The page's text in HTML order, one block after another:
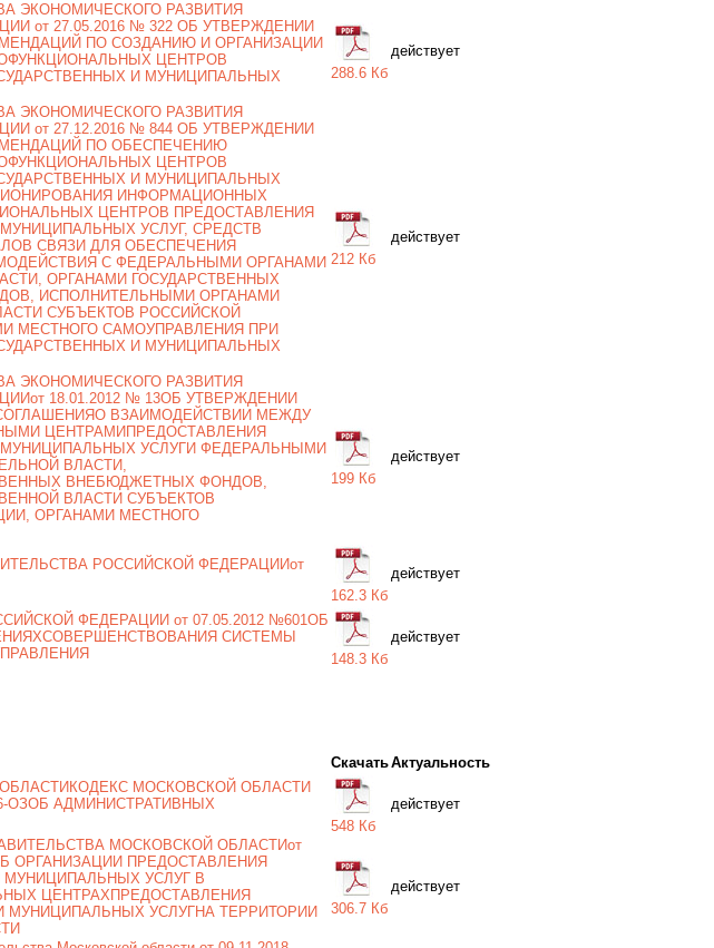
ЭКОНОМИЧЕСКОГО РАЗВИТИЯ
от 27.05.2016 № 322 ОБ УТВЕРЖДЕНИИ
ПО СОЗДАНИЮ И ОРГАНИЗАЦИИ
ЦЕНТРОВ
И МУНИЦИПАЛЬНЫХ
288.6 Кб
действует
ЭКОНОМИЧЕСКОГО РАЗВИТИЯ
от 27.12.2016 № 844 ОБ УТВЕРЖДЕНИИ
ПО ОБЕСПЕЧЕНИЮ
ЦЕНТРОВ
И МУНИЦИПАЛЬНЫХ
ИНФОРМАЦИОННЫХ
ЦЕНТРОВ ПРЕДОСТАВЛЕНИЯ
УСЛУГ, СРЕДСТВ
СВЯЗИ ДЛЯ ОБЕСПЕЧЕНИЯ
С ФЕДЕРАЛЬНЫМИ ОРГАНАМИ
ОРГАНАМИ ГОСУДАРСТВЕННЫХ
ИСПОЛНИТЕЛЬНЫМИ ОРГАНАМИ
СУБЪЕКТОВ РОССИЙСКОЙ
МЕСТНОГО САМОУПРАВЛЕНИЯ ПРИ
И МУНИЦИПАЛЬНЫХ
212 Кб
действует
ЭКОНОМИЧЕСКОГО РАЗВИТИЯ
18.01.2012 № 13ОБ УТВЕРЖДЕНИИ
ВЗАИМОДЕЙСТВИИ МЕЖДУ
ЦЕНТРАМИПРЕДОСТАВЛЕНИЯ
УСЛУГИ ФЕДЕРАЛЬНЫМИ
ВЛАСТИ,
ВНЕБЮДЖЕТНЫХ ФОНДОВ,
ВЛАСТИ СУБЪЕКТОВ
ОРГАНАМИ МЕСТНОГО
199 Кб
действует
РОССИЙСКОЙ ФЕДЕРАЦИИот
162.3 Кб
действует
ФЕДЕРАЦИИ от 07.05.2012 №601ОБ
СИСТЕМЫ
148.3 Кб
действует
СкачатьАктуальность
МОСКОВСКОЙ ОБЛАСТИ
ОЗОБ АДМИНИСТРАТИВНЫХ
548 Кб
действует
МОСКОВСКОЙ ОБЛАСТИот
ОРГАНИЗАЦИИ ПРЕДОСТАВЛЕНИЯ
МУНИЦИПАЛЬНЫХ УСЛУГ В
ЦЕНТРАХПРЕДОСТАВЛЕНИЯ
МУНИЦИПАЛЬНЫХ УСЛУГНА ТЕРРИТОРИИ
306.7 Кб
действует